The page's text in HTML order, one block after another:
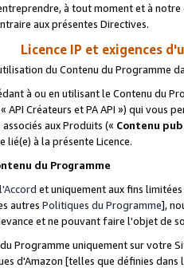
à tout moment et à
aux présentes Directives.
Licence IP et exigences
du Contenu du Programme
à ou en utilisant le Contenu du
API Créateurs et PA API ») qui vous
aux Produits (« Contenu
à la présente Licence.
du Programme
l'Accord et uniquement aux fins
autres Politiques du Programme],
et ne pouvant faire l'objet de
Programme uniquement sur votre
d'Amazon [telles que définies dans